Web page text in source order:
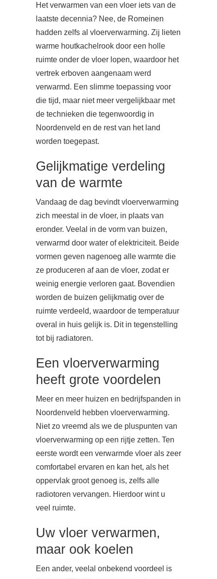
Het verwarmen van een vloer iets van de
laatste decennia? Nee, de Romeinen
hadden zelfs al vloerverwarming. Zij lieten
warme houtkachelrook door een holle
ruimte onder de vloer lopen, waardoor het
vertrek erboven aangenaam werd
verwarmd. Een slimme toepassing voor
die tijd, maar niet meer vergelijkbaar met
de technieken die tegenwoordig in
Noordenveld en de rest van het land
worden toegepast.
Gelijkmatige verdeling
van de warmte
Vandaag de dag bevindt vloerverwarming
zich meestal in de vloer, in plaats van
eronder. Veelal in de vorm van buizen,
verwarmd door water of elektriciteit. Beide
vormen geven nagenoeg alle warmte die
ze produceren af aan de vloer, zodat er
weinig energie verloren gaat. Bovendien
worden de buizen gelijkmatig over de
ruimte verdeeld, waardoor de temperatuur
overal in huis gelijk is. Dit in tegenstelling
tot bij radiatoren.
Een vloerverwarming
heeft grote voordelen
Meer en meer huizen en bedrijfspanden in
Noordenveld hebben vloerverwarming.
Niet zo vreemd als we de pluspunten van
vloerverwarming op een rijtje zetten. Ten
eerste wordt een verwarmde vloer als zeer
comfortabel ervaren en kan het, als het
oppervlak groot genoeg is, zelfs alle
radiotoren vervangen. Hierdoor wint u
veel ruimte.
Uw vloer verwarmen,
maar ook koelen
Een ander, veelal onbekend voordeel is